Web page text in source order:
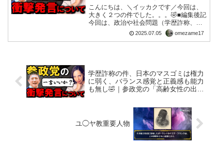
齢女性の出産」発言について【参
議院選】
こんにちは、＼イッカクです／今回は、
大きく２つの件でした。。。🤣■編集後記
今回は、政治や社会問題（学歴詐称、ク
ルド人報道、賛成党の発言）、フェミニ
ズム、メディアの偏向、個人的な経験
2025.07.05 omezame17
学歴詐称の件、日本のマスゴミは権力
に弱く、バランス感覚と正義感も能力
も無し🤣｜参政党の「高齢女性の出
ユ◯ヤ教重要人物